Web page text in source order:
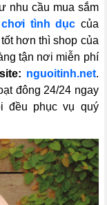
nhu cầu mua sắm
tình dục của
hơn thì shop của
tận nơi miễn phí
nguoitinh.net.
đông 24/24 ngay
đều phục vụ quý